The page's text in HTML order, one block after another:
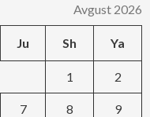
Avgust 2026
Ju Sh Ya
1 2
7 8 9